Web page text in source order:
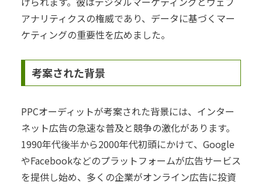
アナリティクスの権威であり、データに基づくマー
ケティングの重要性を広めました。
考案された背景
PPCオーディットが考案された背景には、インター
ネット広告の急速な普及と競争の激化があります。
1990年代後半から2000年代初頭にかけて、Google
やFacebookなどのプラットフォームが広告サービス
を提供し始め、多くの企業がオンライン広告に投資